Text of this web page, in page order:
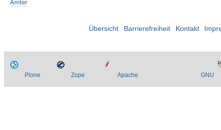
Ämter
Übersicht Barrierefreiheit Kontakt
Plone Zope Apache GNU